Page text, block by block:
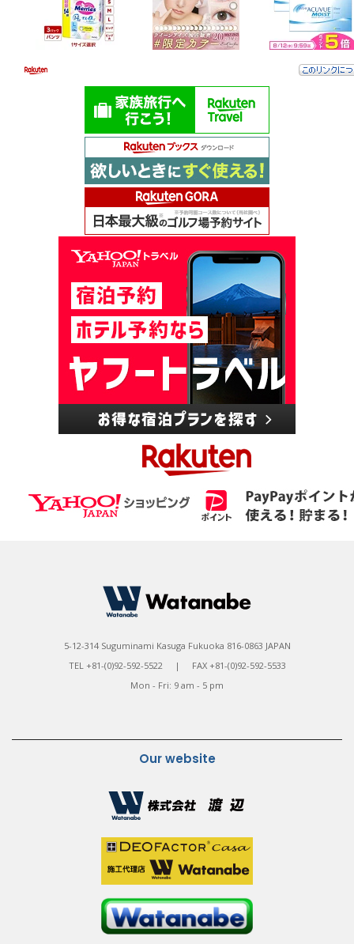
5-12-314 Suguminami Kasuga Fukuoka 816-0863 JAPAN
TEL +81-(0)92-592-5522 | FAX +81-(0)92-592-5533
Mon - Fri: 9 am - 5 pm
Our website